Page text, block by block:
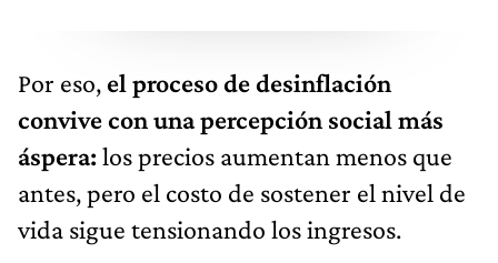
Por eso, el proceso de desinflación
convive con una percepción social más
áspera: los precios aumentan menos que
antes, pero el costo de sostener el nivel de
vida sigue tensionando los ingresos.